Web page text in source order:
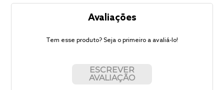
Avaliações
Tem esse produto? Seja o primeiro a avaliá-lo!
ESCREVER
AVALIAÇÃO